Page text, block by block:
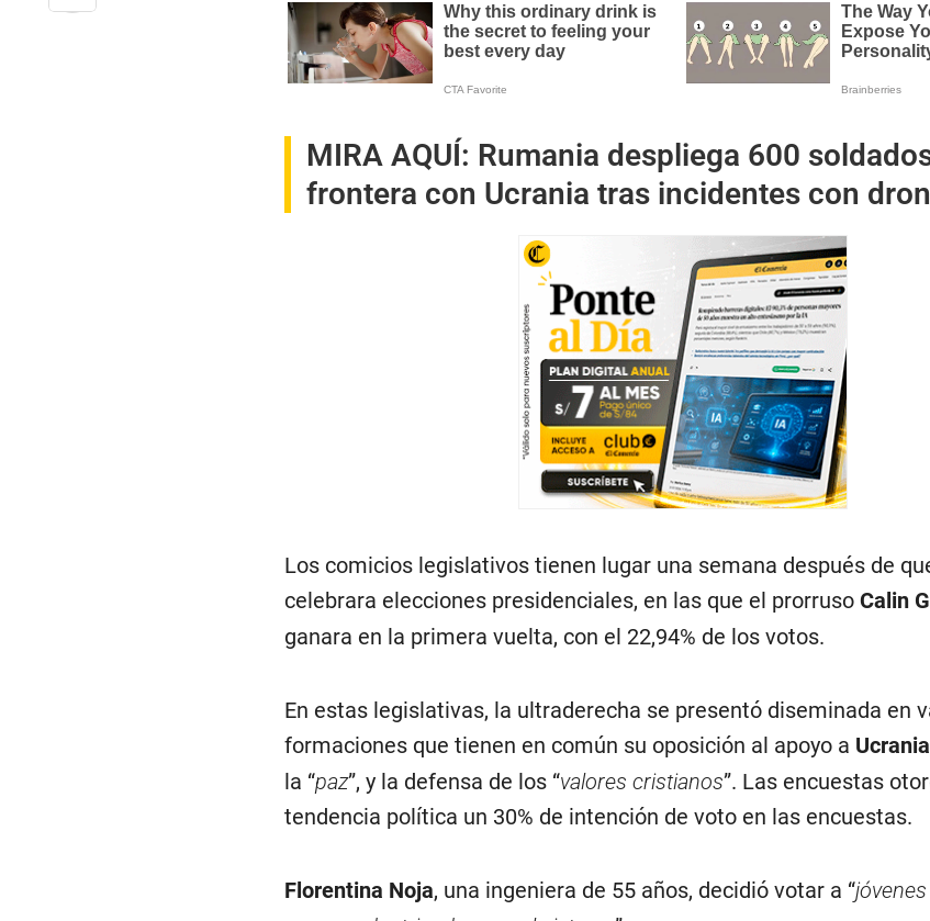
MIRA AQUÍ: Rumania despliega 600
frontera con Ucrania tras incidentes con
Los comicios legislativos tienen lugar una semana después de
celebrara elecciones presidenciales, en las que el prorruso Calin
ganara en la primera vuelta, con el 22,94% de los votos.
En estas legislativas, la ultraderecha se presentó diseminada en
formaciones que tienen en común su oposición al apoyo a Ucrania
la “paz”, y la defensa de los “valores cristianos”. Las encuestas
tendencia política un 30% de intención de voto en las encuestas.
Florentina Noja, una ingeniera de 55 años, decidió votar a “